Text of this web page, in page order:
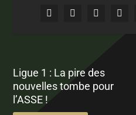
Ligue 1 : La pire des
nouvelles tombe pour
l’ASSE !